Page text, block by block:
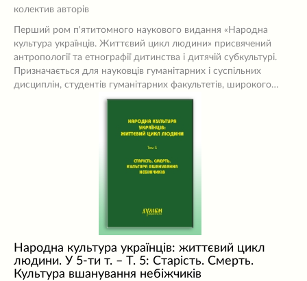
колектив авторів
Перший ром п'ятитомного наукового видання «Народна
культура українців. Життєвий цикл людини» присвячений
антропології та етнографії дитинства і дитячій субкультурі.
Призначається для науковців гуманітарних і суспільних
дисциплін, студентів гуманітарних факультетів, широкого…
Народна культура українців: життєвий цикл
людини. У 5-ти т. – Т. 5: Старість. Смерть.
Культура вшанування небіжчиків